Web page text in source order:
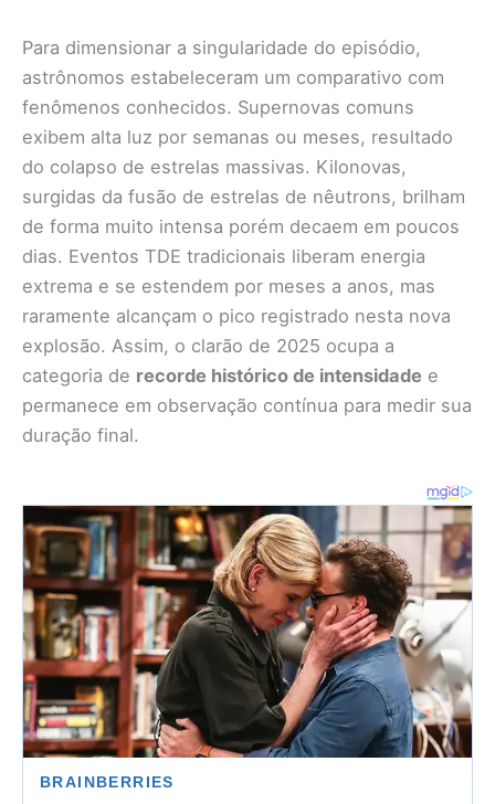
Para dimensionar a singularidade do episódio,
astrônomos estabeleceram um comparativo com
fenômenos conhecidos. Supernovas comuns
exibem alta luz por semanas ou meses, resultado
do colapso de estrelas massivas. Kilonovas,
surgidas da fusão de estrelas de nêutrons, brilham
de forma muito intensa porém decaem em poucos
dias. Eventos TDE tradicionais liberam energia
extrema e se estendem por meses a anos, mas
raramente alcançam o pico registrado nesta nova
explosão. Assim, o clarão de 2025 ocupa a
categoria de recorde histórico de intensidade e
permanece em observação contínua para medir sua
duração final.